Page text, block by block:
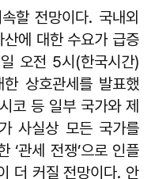
할 전망이다. 국내외
에 대한 수요가 급증
오전 5시(한국시간)
상호관세를 발표했
코 등 일부 국가와 제
사실상 모든 국가를
‘관세 전쟁’으로 인플
더 커질 전망이다. 안